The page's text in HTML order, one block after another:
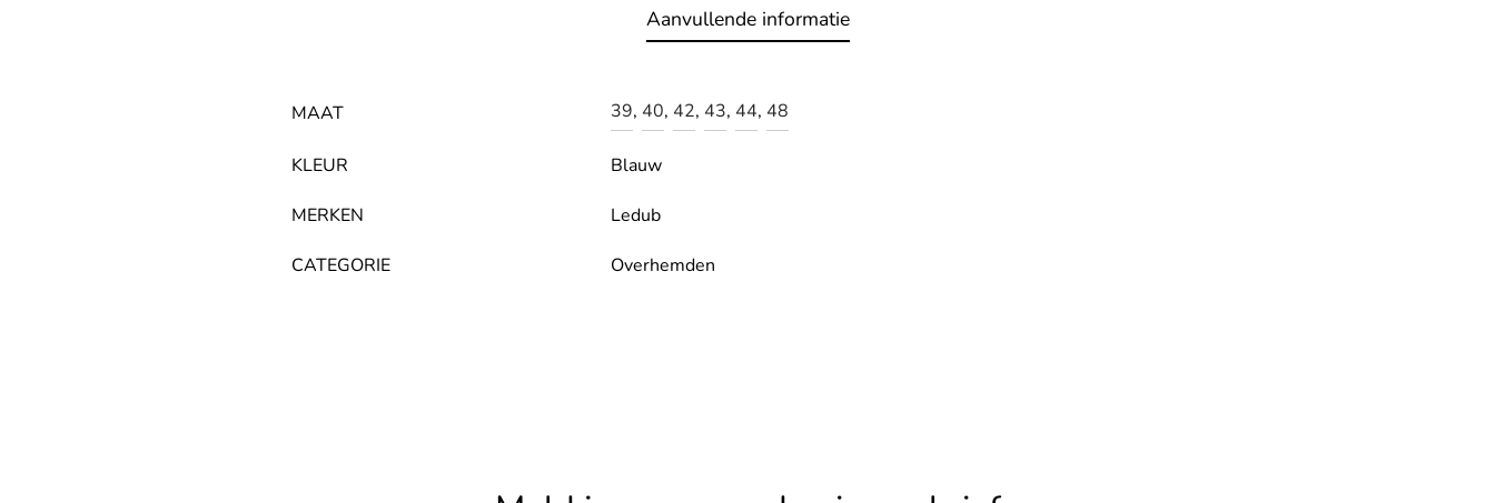
Aanvullende informatie
MAAT 39, 40, 42, 43, 44, 48
KLEUR Blauw
MERKEN Ledub
CATEGORIE Overhemden